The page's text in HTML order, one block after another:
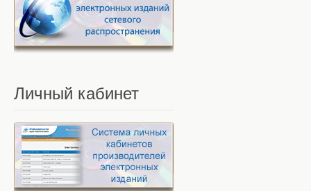
Личный кабинет